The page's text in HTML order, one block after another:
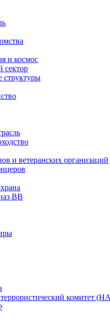
и космос
структуры
и ветеранских организаций
ВВ
комитет